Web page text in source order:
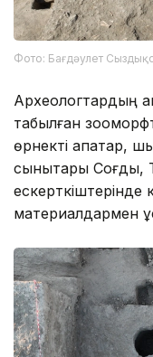
Фото: Бағдәулет
Археологтардың
табылған
өрнекті
сынықтары Соғды,
ескерткіштерінде
материалдармен